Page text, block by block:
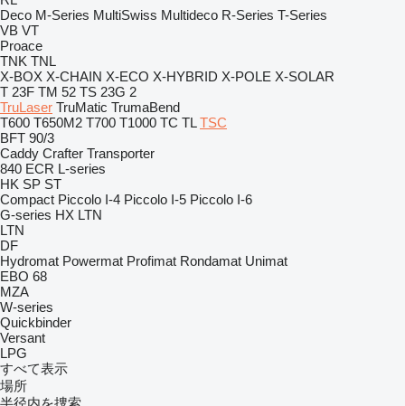
Deco M-Series MultiSwiss Multideco R-Series T-Series
VB VT
Proace
TNK TNL
X-BOX X-CHAIN X-ECO X-HYBRID X-POLE X-SOLAR
T 23F TM 52 TS 23G 2
TruLaser TruMatic TrumaBend
T600 T650M2 T700 T1000 TC TL TSC
BFT 90/3
Caddy Crafter Transporter
840 ECR L-series
HK SP ST
Compact Piccolo I-4 Piccolo I-5 Piccolo I-6
G-series HX LTN
LTN
DF
Hydromat Powermat Profimat Rondamat Unimat
EBO 68
MZA
W-series
Quickbinder
Versant
LPG
すべて表示
場所
半径内を捜索